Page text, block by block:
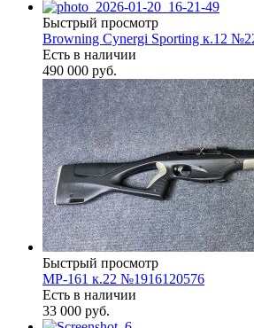
Быстрый просмотр
Browning Cynergi Sporting к.12
Есть в наличии
490 000 руб.
Быстрый просмотр
МР-161 к.22 №1916120576
Есть в наличии
33 000 руб.